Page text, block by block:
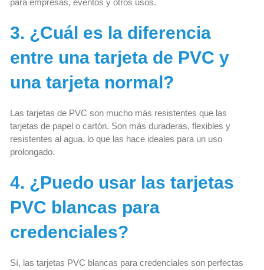
para empresas, eventos y otros usos.
3. ¿Cuál es la diferencia
entre una tarjeta de PVC y
una tarjeta normal?
Las tarjetas de PVC son mucho más resistentes que las
tarjetas de papel o cartón. Son más duraderas, flexibles y
resistentes al agua, lo que las hace ideales para un uso
prolongado.
4. ¿Puedo usar las tarjetas
PVC blancas para
credenciales?
Sí, las tarjetas PVC blancas para credenciales son perfectas